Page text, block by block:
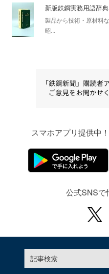
新版鉄鋼実務用語辞典
製品から技術・原材料
昭...
スマホアプリ提供中
公式SNSで
記事検索